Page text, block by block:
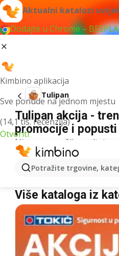
Aktualni katalozi
Dodajte u Chrome –
Kimbino aplikacija
Sve ponude na jednom mjestu
(14,1 tis. recenzija)
Otvoriti
Potražite trgovine,
Tulipan
Tulipan akcija -
promocije i popusti
Nismo pronašli rezultate za
Tulipan u akciji -
Lidl
Više kataloga iz